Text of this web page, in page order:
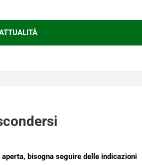
bisogna seguire delle indicazioni